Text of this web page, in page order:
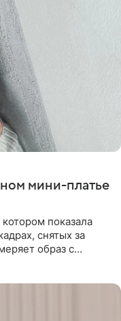
мини-платье
показала
снятых за
образ с